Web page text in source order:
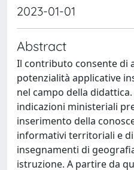
2023-01-01
Abstract
Il contributo consente di
potenzialità applicative
nel campo della
indicazioni ministeriali
inserimento della
informativi territoriali e
insegnamenti di
istruzione. A partire da